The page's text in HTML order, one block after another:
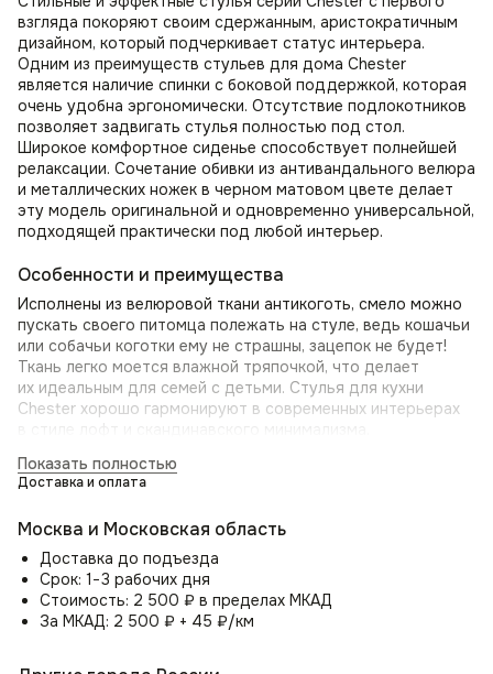
взгляда покоряют своим сдержанным, аристократичным
дизайном, который подчеркивает статус интерьера.
Одним из преимуществ стульев для дома Chester
является наличие спинки с боковой поддержкой, которая
очень удобна эргономически. Отсутствие подлокотников
позволяет задвигать стулья полностью под стол.
Широкое комфортное сиденье способствует полнейшей
релаксации. Сочетание обивки из антивандального велюра
и металлических ножек в черном матовом цвете делает
эту модель оригинальной и одновременно универсальной,
подходящей практически под любой интерьер.
Особенности и преимущества
Исполнены из велюровой ткани антикоготь, смело можно
пускать своего питомца полежать на стуле, ведь кошачьи
или собачьи коготки ему не страшны, зацепок не будет!
Ткань легко моется влажной тряпочкой, что делает
их идеальным для семей с детьми. Стулья для кухни
Chester хорошо гармонируют в современных интерьерах
в стиле лофт и скандинавского минимализма.
Цветовая гамма стула со спинкой Chester включает в себя
различные оттенки под любой вкус. Сиденье и спинка
и поддержку. А универсальный стиль делает его удобным
для перестановки в разные места вашего дома.
Стулья на кухню или столовую
Могут служить как дизайнерский стул на кухню
выбор для стульев со спинкой в кафе или ресторан.
Показать полностью
Доставка и оплата
Москва и Московская область
Доставка до подъезда
Срок: 1−3 рабочих дня
Стоимость: 2 500 ₽ в пределах МКАД
За МКАД: 2 500 ₽ + 45 ₽/км